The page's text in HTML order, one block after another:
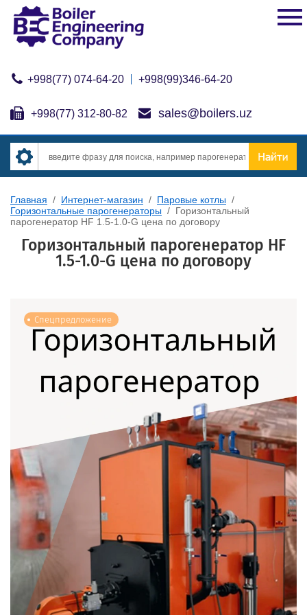
+998(77) 074-64-20 +998(99)346-64-20
+998(77) 312-80-82 sales@boilers.uz
Главная / Интернет-магазин / Паровые котлы /
Горизонтальные парогенераторы / Горизонтальный
парогенератор HF 1.5-1.0-G цена по договору
Горизонтальный парогенератор HF
1.5-1.0-G цена по договору
Спецпредложение